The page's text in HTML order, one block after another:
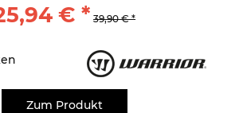
€ * 39,90 € *
Zum Produkt